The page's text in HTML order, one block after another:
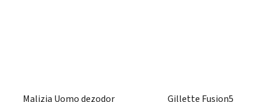
Malizia Uomo dezodor
Gillette Fusion5